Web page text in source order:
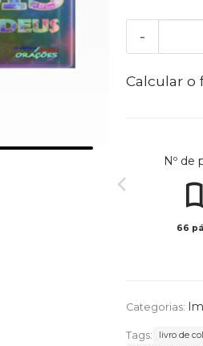
-
Calcular o
Nº de
66
Categorias:
Tags: livro de